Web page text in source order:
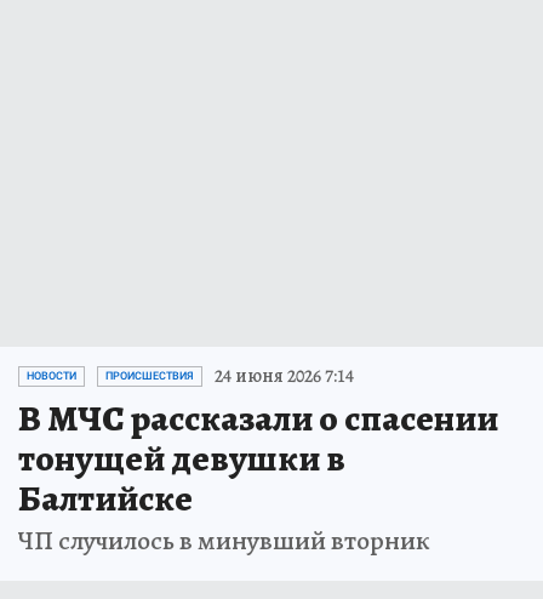
НОВОСТИ ПРОИСШЕСТВИЯ 24 июня 2026 7:14
В МЧС рассказали о спасении
тонущей девушки в
Балтийске
ЧП случилось в минувший вторник